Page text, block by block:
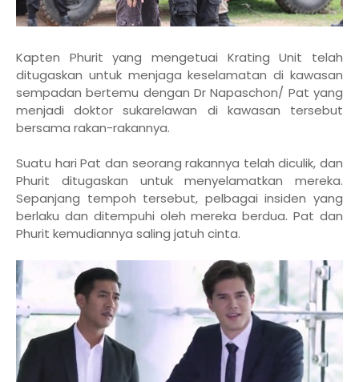
Kapten Phurit yang mengetuai Krating Unit telah
ditugaskan untuk menjaga keselamatan di kawasan
sempadan bertemu dengan Dr Napaschon/ Pat yang
menjadi doktor sukarelawan di kawasan tersebut
bersama rakan-rakannya.
Suatu hari Pat dan seorang rakannya telah diculik, dan
Phurit ditugaskan untuk menyelamatkan mereka.
Sepanjang tempoh tersebut, pelbagai insiden yang
berlaku dan ditempuhi oleh mereka berdua. Pat dan
Phurit kemudiannya saling jatuh cinta.